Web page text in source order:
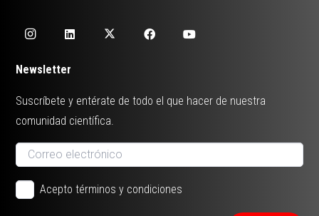
Newsletter
Suscríbete y entérate de todo el que hacer de nuestra
comunidad científica.
Acepto términos y condiciones